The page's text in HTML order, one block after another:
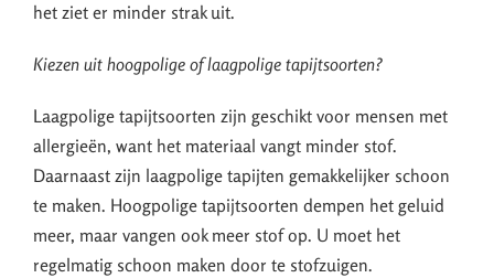
het ziet er minder strak uit.
Kiezen uit hoogpolige of laagpolige tapijtsoorten?
Laagpolige tapijtsoorten zijn geschikt voor mensen met
allergieën, want het materiaal vangt minder stof.
Daarnaast zijn laagpolige tapijten gemakkelijker schoon
te maken. Hoogpolige tapijtsoorten dempen het geluid
meer, maar vangen ook meer stof op. U moet het
regelmatig schoon maken door te stofzuigen.